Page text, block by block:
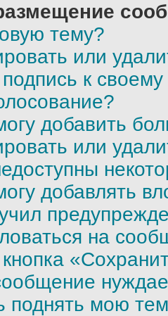
тему?
или
подпись к
добавить
или
добавлять
на
поднять мою